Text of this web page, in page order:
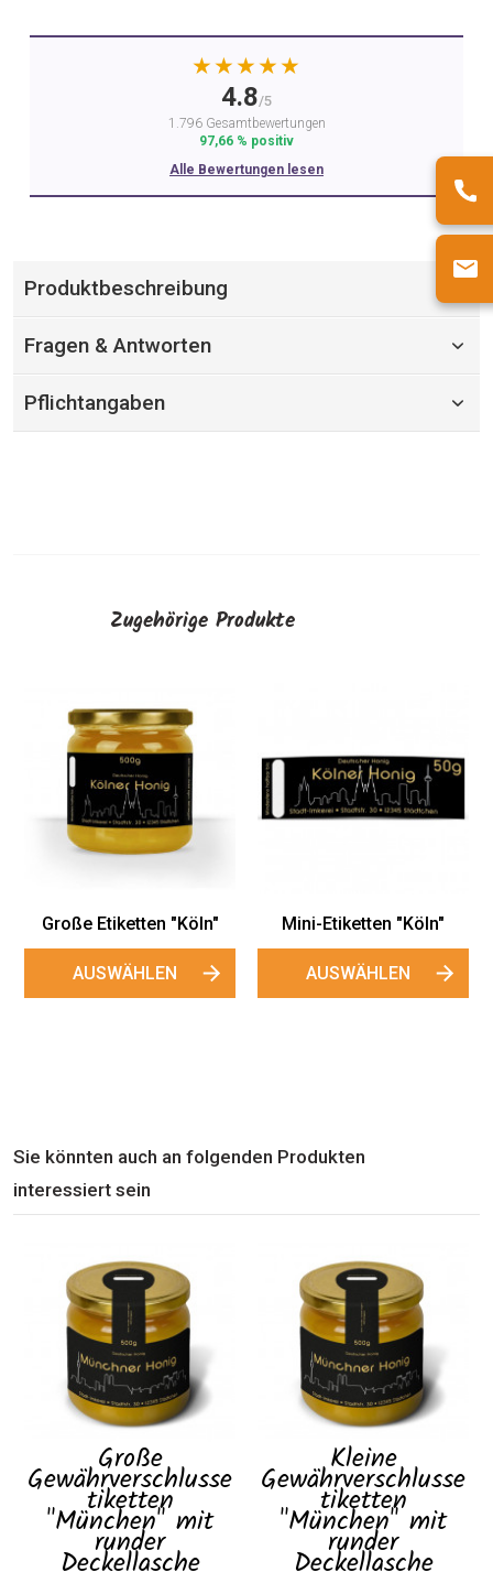
★★★★★
4.8/5
1.796 Gesamtbewertungen
97,66 % positiv
Alle Bewertungen lesen
Produktbeschreibung
Fragen & Antworten
Pflichtangaben
Zugehörige Produkte
Große Etiketten "Köln"
AUSWÄHLEN
Mini-Etiketten "Köln"
AUSWÄHLEN
Sie könnten auch an folgenden Produkten
interessiert sein
Große
Gewährverschlusse
tiketten
"München" mit
runder
Deckellasche
Kleine
Gewährverschlusse
tiketten
"München" mit
runder
Deckellasche